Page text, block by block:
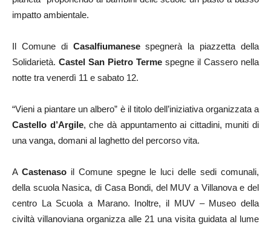
impatto ambientale.
Il Comune di Casalfiumanesespegnerà la piazzetta della
Solidarietà. Castel San Pietro Terme spegne il Cassero nella
notte tra venerdì 11 e sabato 12.
“Vieni a piantare un albero” è il titolo dell’iniziativa organizzata a
Castello d’Argile, che dà appuntamento ai cittadini, muniti di
una vanga, domani al laghetto del percorso vita.
A Castenasoil Comune spegne le luci delle sedi comunali,
della scuola Nasica, di Casa Bondi, del MUV a Villanova e del
centro La Scuola a Marano. Inoltre, il MUV – Museo della
civiltà villanoviana organizza alle 21 una visita guidata al lume